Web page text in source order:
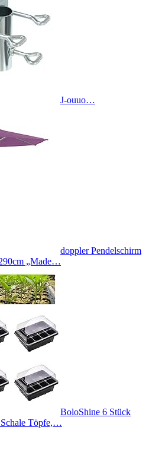
J-ouuo…
doppler Pendelschirm
„Made…
BoloShine 6 Stück
Schale Töpfe,…